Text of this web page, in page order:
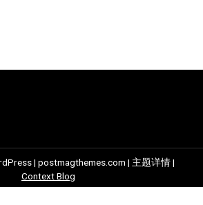
| postmagthemes.com | 主题详情|
Context Blog